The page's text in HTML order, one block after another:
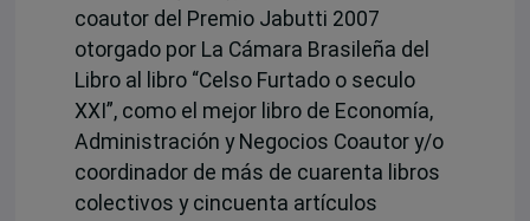
coautor del Premio Jabutti 2007
otorgado por La Cámara Brasileña del
Libro al libro “Celso Furtado o seculo
XXI”, como el mejor libro de Economía,
Administración y Negocios Coautor y/o
coordinador de más de cuarenta libros
colectivos y cincuenta artículos